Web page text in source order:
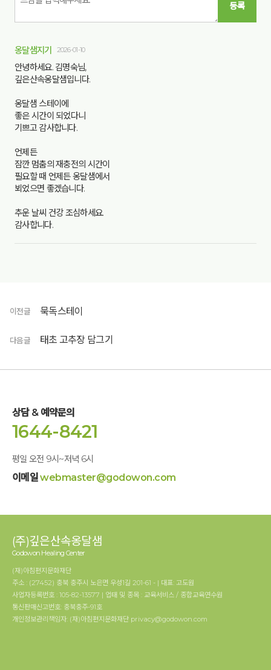
등록
옹달샘지기 2026-01-10
안녕하세요. 김명숙님,
깊은산속옹달샘입니다.
옹달샘 스테이에
좋은 시간이 되었다니
기쁘고 감사합니다.
언제든
잠깐 멈춤의 재충전의 시간이
필요할 때 언제든 옹달샘에서
뵈었으면 좋겠습니다.
추운 날씨 건강 조심하세요.
감사합니다.
이전글 묵독스테이
태초 고추장 담그기
다음글
상담 & 예약문의
1644-8421
평일 오전 9시~저녁 6시
이메일webmaster@godowon.com
(주)깊은산속옹달샘
Godowon Healing Center
(재)아침편지문화재단
주소 : (27452) 충북 충주시 노은면 우성1길 201-61 - | 대표: 고도원
사업자등록번호 : 105-82-13577 | 업태 및 종목 : 교육서비스 / 종합교육연수원
통신판매신고번호: 충북충주-91호
개인정보관리책임자: (재)아침편지문화재단 privacy@godowon.com